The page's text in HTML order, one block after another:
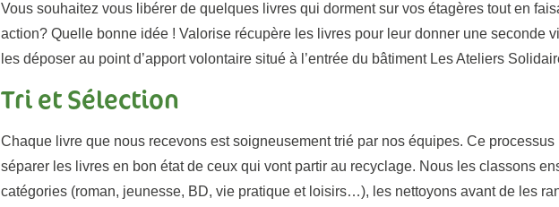
Vous souhaitez vous libérer de quelques livres qui dorment sur vos étagères tout en
action? Quelle bonne idée ! Valorise récupère les livres pour leur donner une seconde
les déposer au point d’apport volontaire situé à l’entrée du bâtiment Les Ateliers
Tri et Sélection
Chaque livre que nous recevons est soigneusement trié par nos équipes. Ce processus
séparer les livres en bon état de ceux qui vont partir au recyclage. Nous les classons
catégories (roman, jeunesse, BD, vie pratique et loisirs…), les nettoyons avant de les